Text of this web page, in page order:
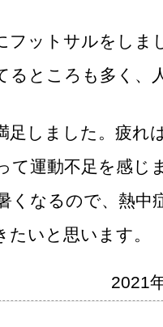
フットサルをしま
るところも多く、
足しました。疲れ
て運動不足を感じ
くなるので、熱中
いと思います。
2021